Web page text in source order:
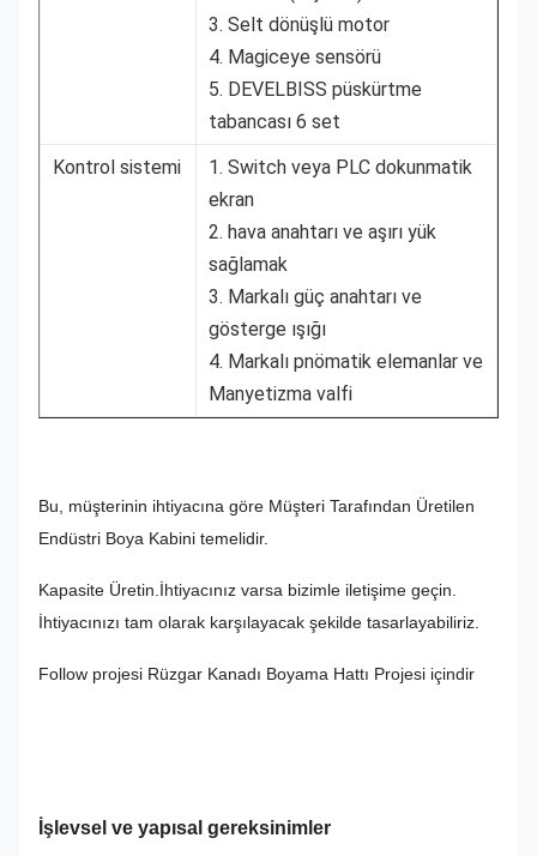
3. Selt dönüşlü motor
4. Magiceye sensörü
5. DEVELBISS püskürtme
tabancası 6 set
Kontrol sistemi
1. Switch veya PLC dokunmatik
ekran
2. hava anahtarı ve aşırı yük
sağlamak
3. Markalı güç anahtarı ve
gösterge ışığı
4. Markalı pnömatik elemanlar ve
Manyetizma valfi
Bu, müşterinin ihtiyacına göre Müşteri Tarafından Üretilen
Endüstri Boya Kabini temelidir.
Kapasite Üretin.İhtiyacınız varsa bizimle iletişime geçin.
İhtiyacınızı tam olarak karşılayacak şekilde tasarlayabiliriz.
Follow projesi Rüzgar Kanadı Boyama Hattı Projesi içindir
İşlevsel ve yapısal gereksinimler